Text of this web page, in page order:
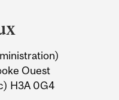
Ouest
H3A 0G4